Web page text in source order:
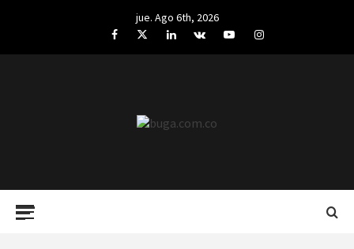
jue. Ago 6th, 2026
FacebookTwitterLinkedIn
VK YouTubeInstagram